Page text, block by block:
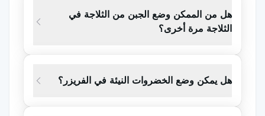
لا يجب تجميدها أبدًا. إذا تم تجميدها، فقد يتدهور قوام
الأفوكادو. وعلاوة على ذلك، فإنه يؤثر أيضاً على المذاق.
تجميدها بالفعل ولم يتم إذابتها، فلا تضعها مرة أخرى في
الفريزر. في هذه الحالة، هناك احتمال حدوث تسمم.
هل من الممكن وضع الجبن من الثلاجة في
الثلاجة مرة أخرى؟
هل يمكن وضع الخضروات النيئة في الفريزر؟